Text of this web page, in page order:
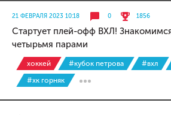
21 ФЕВРАЛЯ 2023 10:18 0 1856
Стартует плей-офф ВХЛ!
четырьмя парами
хоккей #кубок петрова #вхл
#хк горняк